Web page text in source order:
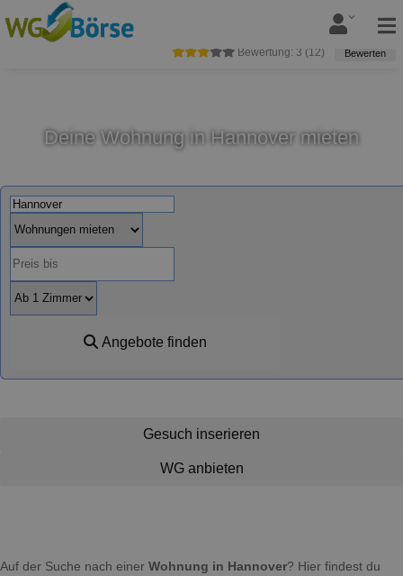
Bewertung: 3 (12) Bewerten
Deine Wohnung in Hannover mieten
Angebote finden
Gesuch inserieren
WG anbieten
Auf der Suche nach einer Wohnung in Hannover? Hier findest du